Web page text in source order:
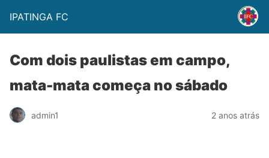
IPATINGA FC
Com dois paulistas em campo,
mata-mata começa no sábado
admin1 2 anos atrás